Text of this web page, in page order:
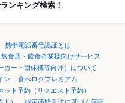
ンキング検索！
携帯電話番号認証とは
飲食店・飲食企業様向けサービス
カー・団体様等向け）について
ン
食べログプレミアム
ット予約（リクエスト予約）